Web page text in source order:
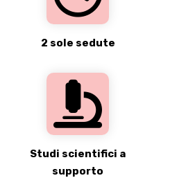
2 sole sedute
Studi scientifici a
supporto